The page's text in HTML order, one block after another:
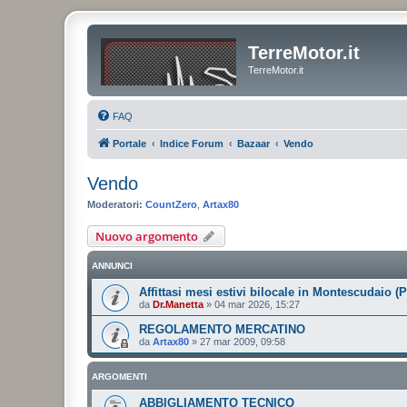
TerreMotor.it
TerreMotor.it
FAQ
Portale Indice Forum Bazaar Vendo
Vendo
Moderatori: CountZero Artax80
Nuovo argomento
ANNUNCI
Affittasi mesi estivi bilocale in Montescudaio
da Dr.Manetta » 04 mar 2026, 15:27
REGOLAMENTO MERCATINO
da Artax80 » 27 mar 2009, 09:58
ARGOMENTI
ABBIGLIAMENTO TECNICO